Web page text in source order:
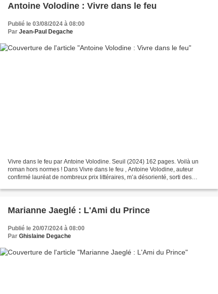
Antoine Volodine : Vivre dans le feu
Publié le 03/08/2024 à 08:00
Par Jean-Paul Degache
Vivre dans le feu par Antoine Volodine. Seuil (2024) 162 pages. Voilà un
roman hors normes ! Dans Vivre dans le feu , Antoine Volodine, auteur
confirmé lauréat de nombreux prix littéraires, m’a désorienté, sorti des
Marianne Jaeglé : L'Ami du Prince
Publié le 20/07/2024 à 08:00
Par Ghislaine Degache